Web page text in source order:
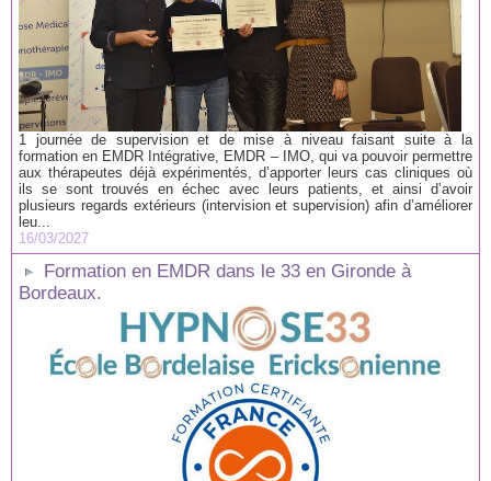
1 journée de supervision et de mise à niveau faisant suite à la
formation en EMDR Intégrative, EMDR – IMO, qui va pouvoir permettre
aux thérapeutes déjà expérimentés, d’apporter leurs cas cliniques où
ils se sont trouvés en échec avec leurs patients, et ainsi d’avoir
plusieurs regards extérieurs (intervision et supervision) afin d’améliorer
leu...
16/03/2027
Formation en EMDR dans le 33 en Gironde à
Bordeaux.